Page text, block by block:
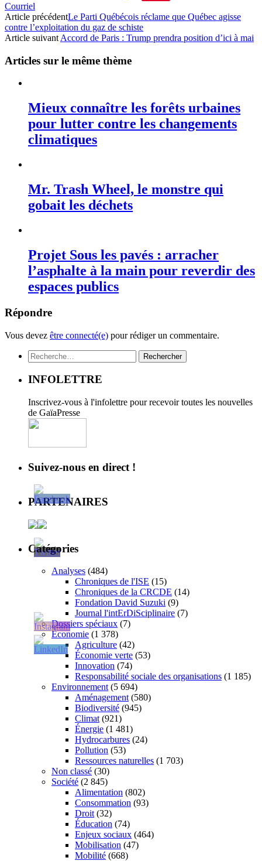
Courriel
Article précédentLe Parti Québécois réclame que Québec agisse
contre l’exploitation du gaz de schiste
Article suivant Accord de Paris : Trump prendra position d’ici à mai
Articles sur le même thème
Mieux connaître les forêts urbaines
pour lutter contre les changements
climatiques
Mr. Trash Wheel, le monstre qui
gobait les déchets
Projet Sous les pavés : arracher
l’asphalte à la main pour reverdir des
espaces publics
Répondre
Vous devez être connecté(e) pour rédiger un commentaire.
Rechercher :
INFOLETTRE
Inscrivez-vous à l'infolettre pour recevoir toutes les nouvelles
de GaïaPresse
Suivez-nous en direct !
PARTENAIRES
Catégories
Analyses (484)
Chroniques de l'ISE (15)
Chroniques de la CRCDE (14)
Fondation David Suzuki (9)
Journal l'intErDiSciplinaire (7)
Dossiers spéciaux (7)
Économie (1 378)
Agriculture (42)
Économie verte (53)
Innovation (74)
Responsabilité sociale des organisations (1 185)
Environnement (5 694)
Aménagement (580)
Biodiversité (945)
Climat (921)
Énergie (1 481)
Hydrocarbures (24)
Pollution (53)
Ressources naturelles (1 703)
Non classé (30)
Société (2 845)
Alimentation (802)
Consommation (93)
Droit (32)
Éducation (74)
Enjeux sociaux (464)
Mobilisation (47)
Mobilité (668)